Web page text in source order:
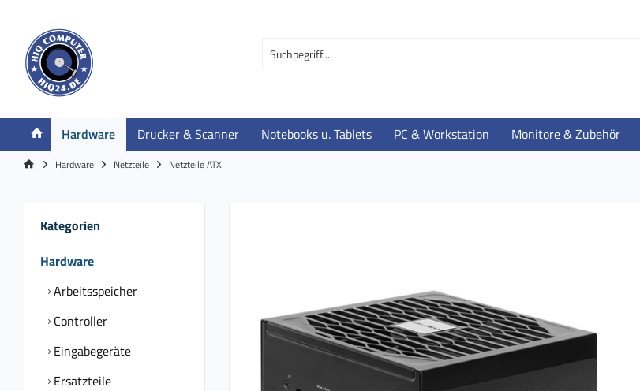
Hardware Drucker & Scanner Notebooks u. Tablets PC & Workstation Monitore & Zubehör
Hardware Netzteile Netzteile ATX
Kategorien
Hardware
Arbeitsspeicher
Controller
Eingabegeräte
Ersatzteile